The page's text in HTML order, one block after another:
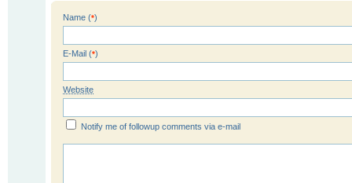
Name (*)
E-Mail (*)
Website
Notify me of followup comments via e-mail